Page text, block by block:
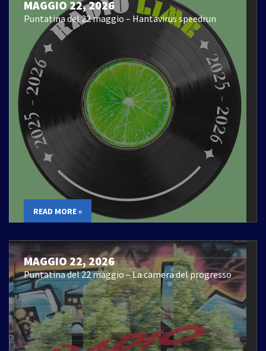
MAGGIO 22, 2026
Puntatina del 22 maggio – Hantavirus speedrun
READ MORE »
MAGGIO 22, 2026
Puntatina del 22 maggio – La camera del progresso